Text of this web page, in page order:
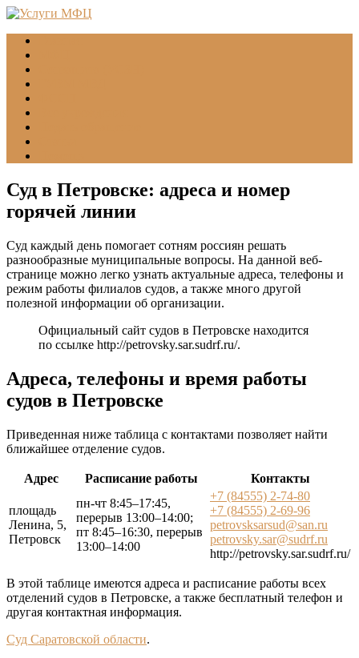
Суд в Петровске: адреса и номер
горячей линии
Суд каждый день помогает сотням россиян решать
разнообразные муниципальные вопросы. На данной веб-
странице можно легко узнать актуальные адреса, телефоны и
режим работы филиалов судов, а также много другой
полезной информации об организации.
Официальный сайт судов в Петровске находится
по ссылке http://petrovsky.sar.sudrf.ru/.
Адреса, телефоны и время работы
судов в Петровске
Приведенная ниже таблица с контактами позволяет найти
ближайшее отделение судов.
Адрес Расписание работы Контакты
площадь
Ленина, 5,
Петровск
пн-чт 8:45–17:45,
перерыв 13:00–14:00;
пт 8:45–16:30, перерыв
13:00–14:00
+7 (84555) 2-74-80
+7 (84555) 2-69-96
petrovsksarsud@san.ru
petrovsky.sar@sudrf.ru
http://petrovsky.sar.sudrf.ru/
В этой таблице имеются адреса и расписание работы всех
отделений судов в Петровске, а также бесплатный телефон и
другая контактная информация.
Суд Саратовской области.